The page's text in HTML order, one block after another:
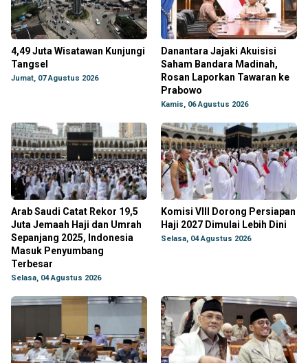
4,49 Juta Wisatawan Kunjungi
Tangsel
Jumat, 07 Agustus 2026
Danantara Jajaki Akuisisi
Saham Bandara Madinah,
Rosan Laporkan Tawaran ke
Prabowo
Kamis, 06 Agustus 2026
Arab Saudi Catat Rekor 19,5
Juta Jemaah Haji dan Umrah
Sepanjang 2025, Indonesia
Masuk Penyumbang
Terbesar
Selasa, 04 Agustus 2026
Komisi VIII Dorong Persiapan
Haji 2027 Dimulai Lebih Dini
Selasa, 04 Agustus 2026